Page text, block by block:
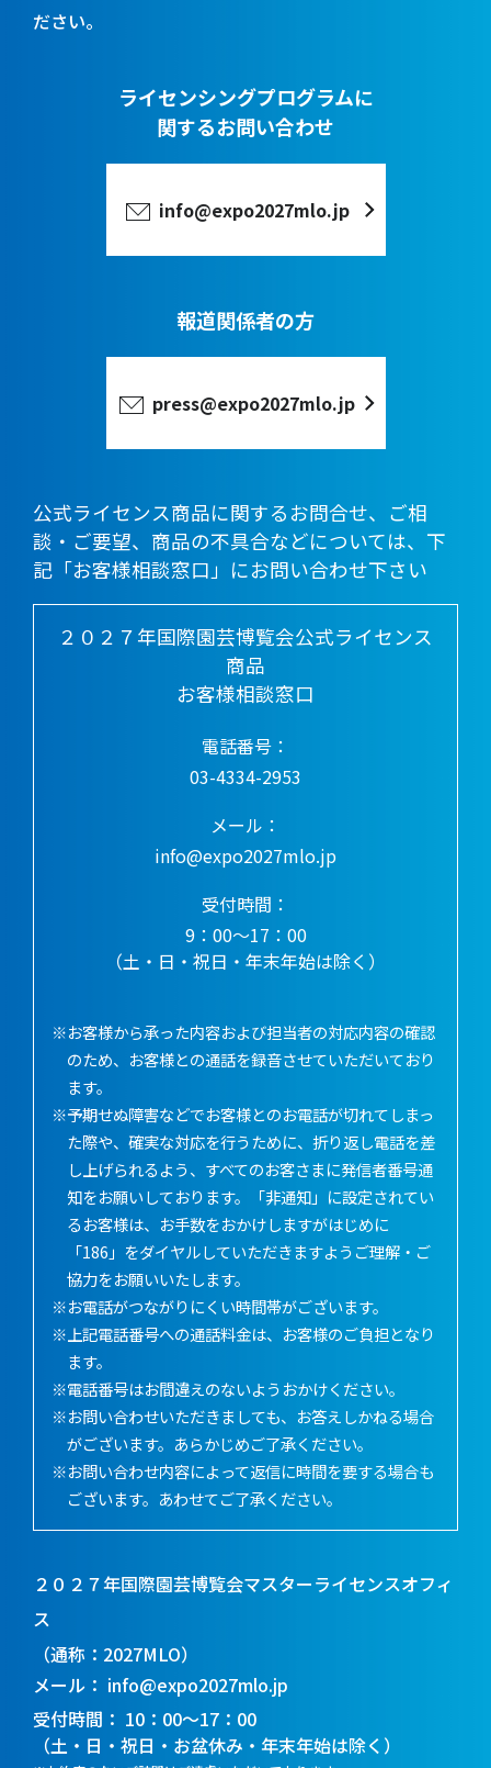
ださい。
ライセンシングプログラムに
関するお問い合わせ
info@expo2027mlo.jp
報道関係者の方
press@expo2027mlo.jp
公式ライセンス商品に関するお問合せ、ご相
談・ご要望、商品の不具合などについては、下
記「お客様相談窓口」にお問い合わせ下さい
２０２７年国際園芸博覧会公式ライセンス
商品
お客様相談窓口
電話番号：
03-4334-2953
メール：
info@expo2027mlo.jp
受付時間：
9：00～17：00
（土・日・祝日・年末年始は除く）
※お客様から承った内容および担当者の対応内容の確認
のため、お客様との通話を録音させていただいており
ます。
※予期せぬ障害などでお客様とのお電話が切れてしまっ
た際や、確実な対応を行うために、折り返し電話を差
し上げられるよう、すべてのお客さまに発信者番号通
知をお願いしております。「非通知」に設定されてい
るお客様は、お手数をおかけしますがはじめに
「186」をダイヤルしていただきますようご理解・ご
協力をお願いいたします。
※お電話がつながりにくい時間帯がございます。
※上記電話番号への通話料金は、お客様のご負担となり
ます。
※電話番号はお間違えのないようおかけください。
※お問い合わせいただきましても、お答えしかねる場合
がございます。あらかじめご了承ください。
※お問い合わせ内容によって返信に時間を要する場合も
ございます。あわせてご了承ください。
２０２７年国際園芸博覧会マスターライセンスオフィ
ス
（通称：2027MLO）
メール
info@expo2027mlo.jp
受付時間
10：00～17：00
（土・日・祝日・お盆休み・年末年始は除く）